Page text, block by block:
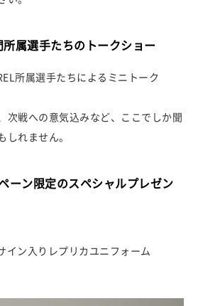
所属選手たちのトークショー
所属選手たちによるミニトーク
次戦への意気込みなど、ここでしか聞
しれません。
ーン限定のスペシャルプレゼン
イン入りレプリカユニフォーム